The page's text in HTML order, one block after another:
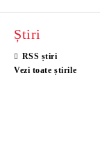
Știri
RSS știri
Vezi toate știrile